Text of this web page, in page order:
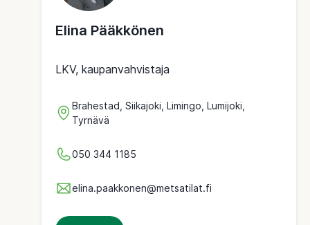
Elina Pääkkönen
LKV, kaupanvahvistaja
Brahestad, Siikajoki, Limingo, Lumijoki,
Tyrnävä
050 344 1185
elina.paakkonen@metsatilat.fi